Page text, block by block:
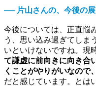
── 片山さんの、今後の展
今後については、正直悩
う、思い込み過ぎてしま
いといけないですね。現
て謙虚に前向きに向き合
くことがやりがいなので
だと感じています。とは